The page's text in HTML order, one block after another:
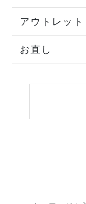
アウトレット
お直し